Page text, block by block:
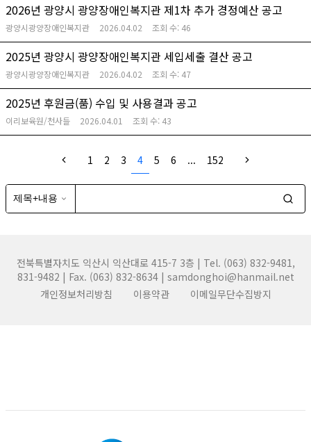
2026년 광양시 광양장애인복지관 제1차 추가 경정예산 공고
광양시광양장애인복지관 2026.04.02 조회 수: 46
2025년 광양시 광양장애인복지관 세입세출 결산 공고
광양시광양장애인복지관 2026.04.02 조회 수: 47
2025년 후원금(품) 수입 및 사용결과 공고
이리보육원/천사들 2026.04.01 조회 수: 43
1 2 3 4 5 6 ... 152
전북특별자치도 익산시 익산대로 415-7 3층 | Tel. (063) 832-9481,
831-9482 | Fax. (063) 832-8634 | samdonghoi@hanmail.net
개인정보처리방침
이용약관 이메일무단수집방지